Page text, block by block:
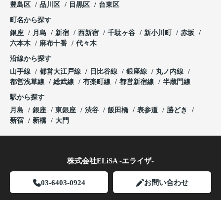
豊島区
品川区 目黒区 台東区
町名から探す
銀座
月島 新宿 西新宿 千駄ヶ谷 新小川町
赤坂
六本木
麻布十番 代々木
沿線から探す
山手線
都営大江戸線 日比谷線 銀座線
丸ノ内線
都営浅草線
総武線 有楽町線 都営新宿線 半蔵門線
駅から探す
月島
銀座 東銀座 渋谷 飯田橋 表参道
勝どき
新宿
新橋 大門
株式会社ELiSA -エライザ-
03-6403-0924 お問い合わせ